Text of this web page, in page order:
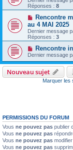
Réponses : 8
Rencontre
au 4 MAI 2025
Dernier message
Réponses : 3
Rencontre
Dernier message
Nouveau sujet
Marquer les
PERMISSIONS DU FORUM
Vous ne pouvez pas publier
Vous ne pouvez pas
Vous ne pouvez pas
Vous ne pouvez pas